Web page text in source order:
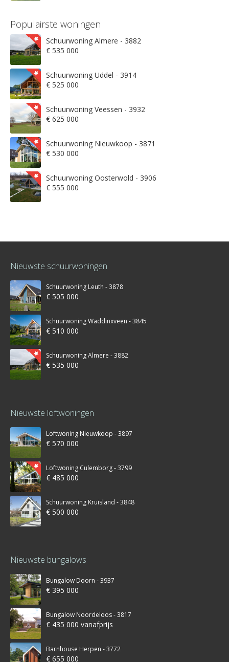
Populairste woningen
Schuurwoning Almere - 3882
€ 535 000
Schuurwoning Uddel - 3914
€ 525 000
Schuurwoning Veessen - 3932
€ 625 000
Schuurwoning Nieuwkoop - 3871
€ 530 000
Schuurwoning Oosterwold - 3906
€ 555 000
Nieuwste schuurwoningen
Schuurwoning Leuth - 3878
€ 505 000
Schuurwoning Waddinxveen - 3845
€ 510 000
Schuurwoning Almere - 3882
€ 535 000
Nieuwste loftwoningen
Loftwoning Nieuwkoop - 3897
€ 570 000
Loftwoning Culemborg - 3799
€ 485 000
Schuurwoning Kruisland - 3848
€ 500 000
Nieuwste bungalows
Bungalow Doorn - 3937
€ 395 000
Bungalow Noordeloos - 3817
€ 435 000 vanafprijs
Barnhouse Herpen - 3772
€ 655 000